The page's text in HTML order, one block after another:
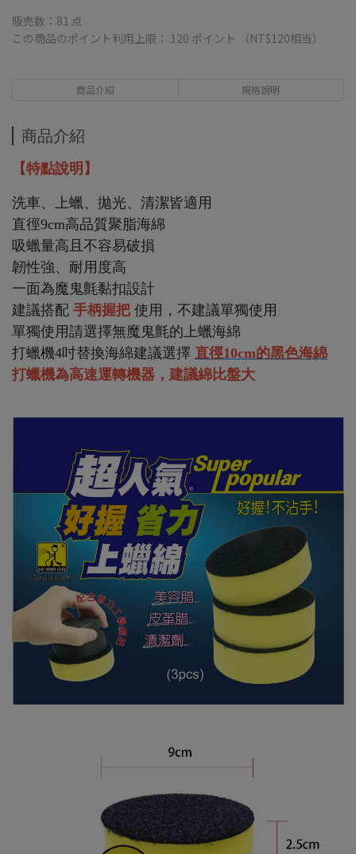
販売数：81 点
この商品のポイント利用上限： 120 ポイント （NT$120相当）
商品介紹 規格說明
商品介紹
【特點說明】
洗車、上蠟、拋光、清潔皆適用
直徑9cm高品質聚脂海綿
吸蠟量高且不容易破損
韌性強、耐用度高
一面為魔鬼氈黏扣設計
建議搭配 手柄握把 使用，不建議單獨使用
單獨使用請選擇無魔鬼氈的上蠟海綿
打蠟機4吋替換海綿建議選擇 直徑10cm的黑色海綿
打蠟機為高速運轉機器，建議綿比盤大